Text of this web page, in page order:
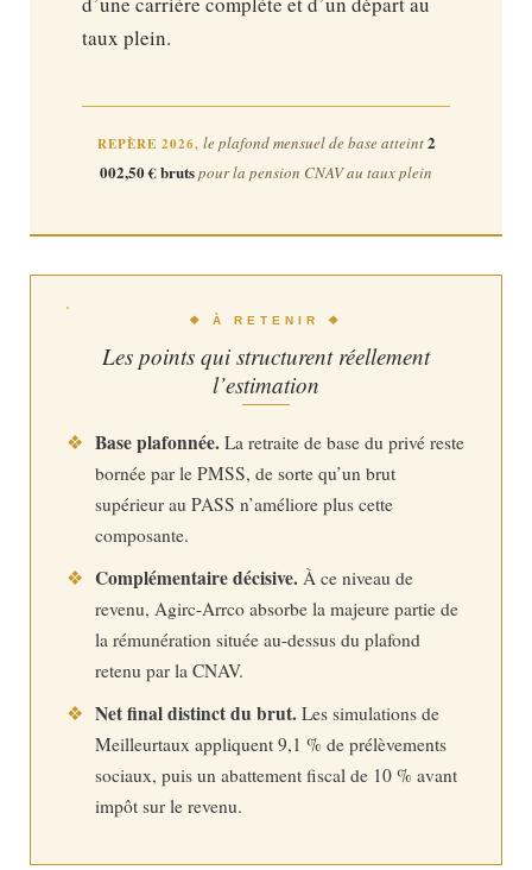
taux plein.
REPÈRE 2026, le plafond mensuel de base atteint2
002,50 € brutspour la pension CNAV au taux plein
❖ À RETENIR ❖
Les points qui structurent réellement
l’estimation
❖ Base plafonnée. La retraite de base du privé reste
bornée par le PMSS, de sorte qu’un brut
supérieur au PASS n’améliore plus cette
composante.
❖ Complémentaire décisive. À ce niveau de
revenu, Agirc-Arrco absorbe la majeure partie de
la rémunération située au-dessus du plafond
retenu par la CNAV.
❖ Net final distinct du brut. Les simulations de
Meilleurtaux appliquent 9,1 % de prélèvements
sociaux, puis un abattement fiscal de 10 % avant
impôt sur le revenu.